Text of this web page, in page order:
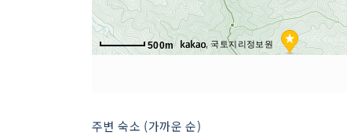
500m , 국토지리정보원
주변 숙소 (가까운 순)